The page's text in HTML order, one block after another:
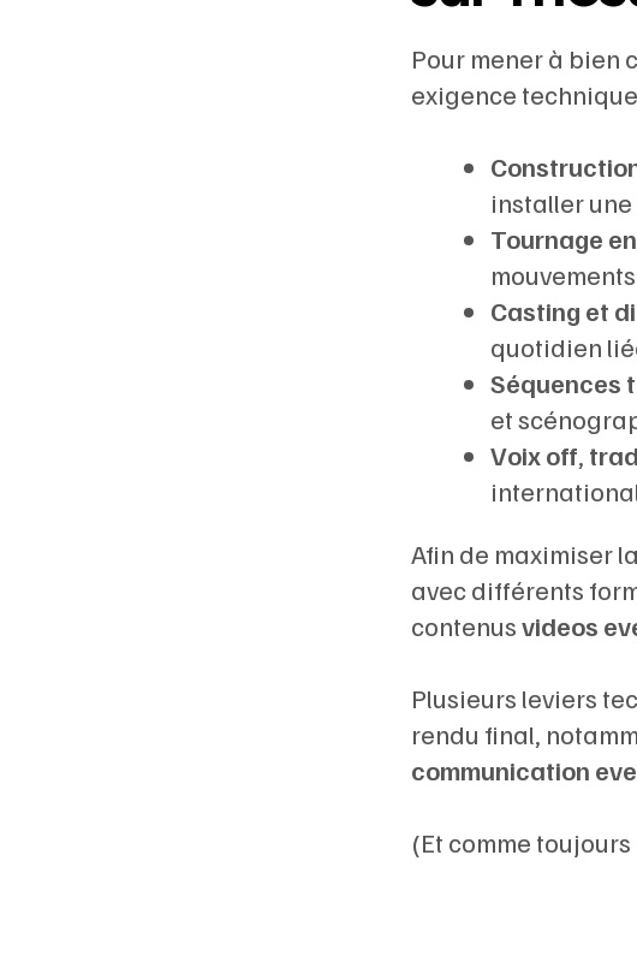
Pour mener à bien
exigence
installer
Tournage
Casting et
quotidien
Séquences
et
Voix off,
Afin de maximiser
avec différents
contenusvideos
Plusieurs leviers
rendu final,
communication
(Et comme